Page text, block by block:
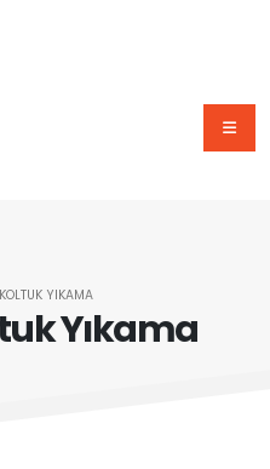
Yıkama
KOLTUK YIKAMA